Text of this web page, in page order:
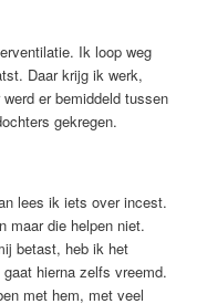
Ik loop weg
Daar krijg ik werk,
er bemiddeld tussen
gekregen.
lees ik iets over incest.
maar die helpen niet.
betast, heb ik het
hierna zelfs vreemd.
met hem, met veel